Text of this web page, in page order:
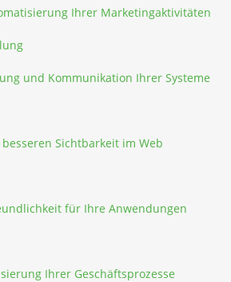
Ihrer Marketingaktivitäten
und Kommunikation Ihrer Systeme
Sichtbarkeit im Web
für Ihre Anwendungen
Ihrer Geschäftsprozesse